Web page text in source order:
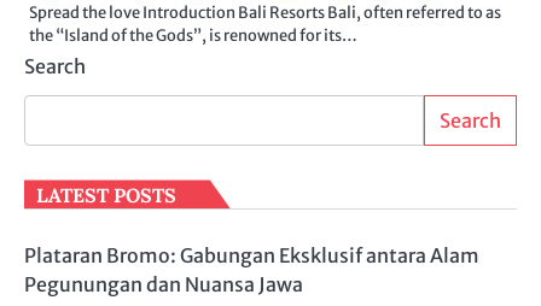
Spread the love Introduction Bali Resorts Bali, often referred to as
the “Island of the Gods”, is renowned for its…
Search
Search
LATEST POSTS
Plataran Bromo: Gabungan Eksklusif antara Alam
Pegunungan dan Nuansa Jawa